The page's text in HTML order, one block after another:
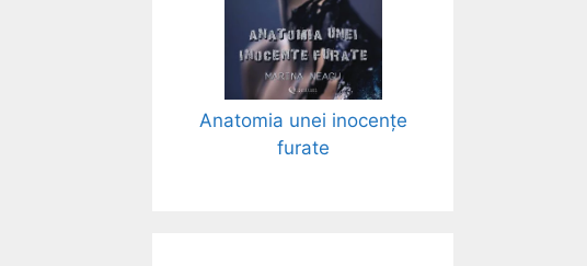
Anatomia unei inocențe
furate